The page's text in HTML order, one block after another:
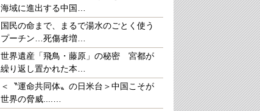
海域に進出する中国…
国民の命まで、まるで湯水のごとく使う
プーチン…死傷者増…
世界遺産「飛鳥・藤原」の秘密 宮都が
繰り返し置かれた本…
＜〝運命共同体〟の日米台＞中国こそが
世界の脅威....…